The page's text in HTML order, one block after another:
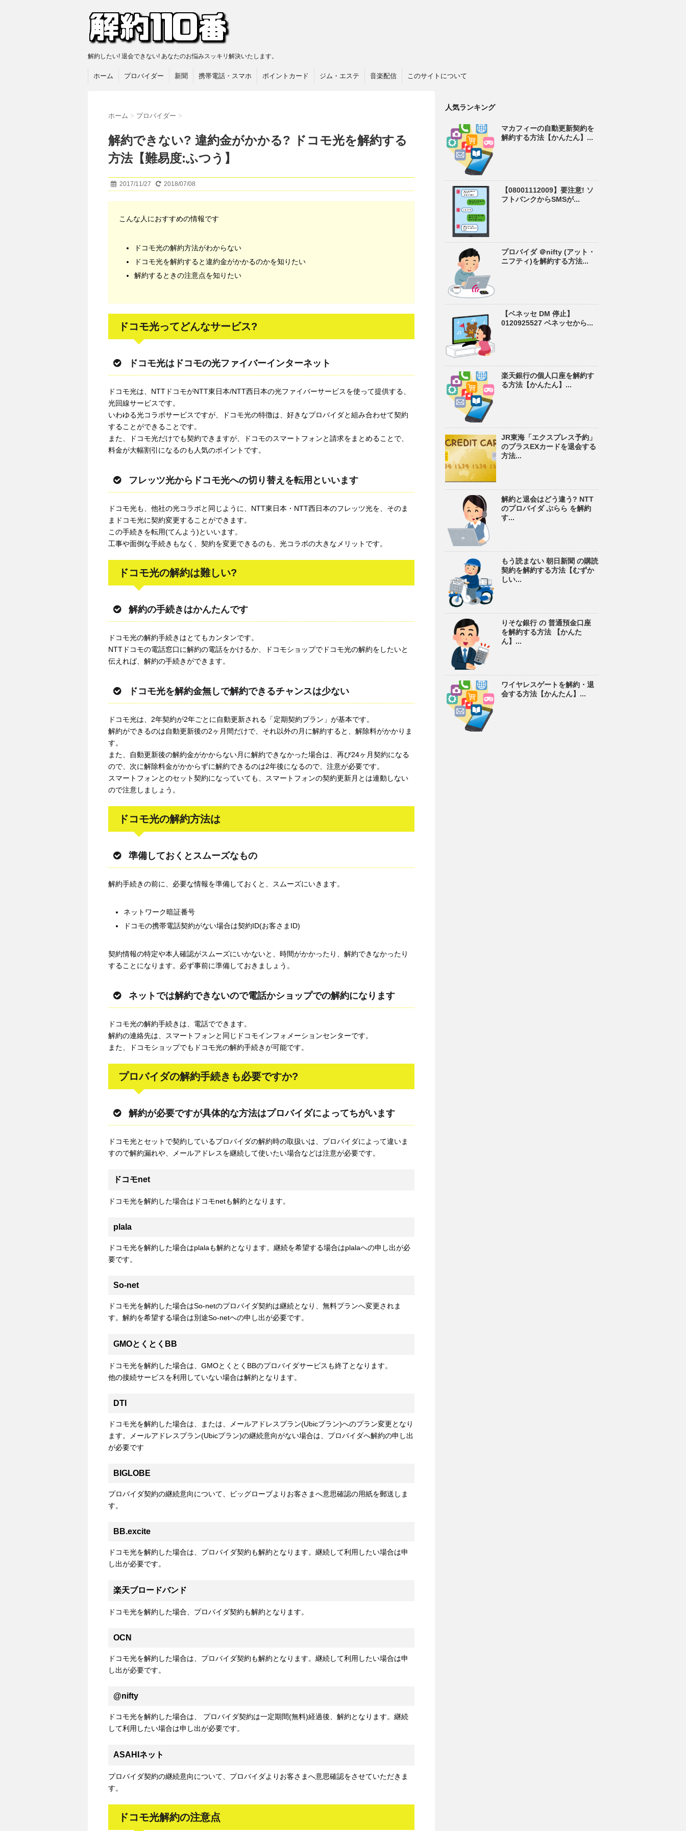
解約したい! 退会できない! あなたのお悩みスッキリ解決いたします。
ホーム プロバイダー 新聞 携帯電話・スマホ ポイントカード ジム・エステ 音楽配信 このサイトについて
ホーム > プロバイダー >
解約できない? 違約金がかかる? ドコモ光を解約する
方法【難易度:ふつう】
2017/11/27 2018/07/08
こんな人におすすめの情報です
ドコモ光の解約方法がわからない
ドコモ光を解約すると違約金がかかるのかを知りたい
解約するときの注意点を知りたい
ドコモ光ってどんなサービス?
ドコモ光はドコモの光ファイバーインターネット
ドコモ光は、NTTドコモがNTT東日本/NTT西日本の光ファイバーサービスを使って提供する、
光回線サービスです。
いわゆる光コラボサービスですが、ドコモ光の特徴は、好きなプロバイダと組み合わせて契約
することができることです。
また、ドコモ光だけでも契約できますが、ドコモのスマートフォンと請求をまとめることで、
料金が大幅割引になるのも人気のポイントです。
フレッツ光からドコモ光への切り替えを転用といいます
ドコモ光も、他社の光コラボと同じように、NTT東日本・NTT西日本のフレッツ光を、そのま
まドコモ光に契約変更することができます。
この手続きを転用(てんよう)といいます。
工事や面倒な手続きもなく、契約を変更できるのも、光コラボの大きなメリットです。
ドコモ光の解約は難しい?
解約の手続きはかんたんです
ドコモ光の解約手続きはとてもカンタンです。
NTTドコモの電話窓口に解約の電話をかけるか、ドコモショップでドコモ光の解約をしたいと
伝えれば、解約の手続きができます。
ドコモ光を解約金無しで解約できるチャンスは少ない
ドコモ光は、2年契約が2年ごとに自動更新される「定期契約プラン」が基本です。
解約ができるのは自動更新後の2ヶ月間だけで、それ以外の月に解約すると、解除料がかかりま
す。
また、自動更新後の解約金がかからない月に解約できなかった場合は、再び24ヶ月契約になる
ので、次に解除料金がかからずに解約できるのは2年後になるので、注意が必要です。
スマートフォンとのセット契約になっていても、スマートフォンの契約更新月とは連動しない
ので注意しましょう。
ドコモ光の解約方法は
準備しておくとスムーズなもの
解約手続きの前に、必要な情報を準備しておくと、スムーズにいきます。
ネットワーク暗証番号
ドコモの携帯電話契約がない場合は契約ID(お客さまID)
契約情報の特定や本人確認がスムーズにいかないと、時間がかかったり、解約できなかったり
することになります。必ず事前に準備しておきましょう。
ネットでは解約できないので電話かショップでの解約になります
ドコモ光の解約手続きは、電話でできます。
解約の連絡先は、スマートフォンと同じドコモインフォメーションセンターです。
また、ドコモショップでもドコモ光の解約手続きが可能です。
プロバイダの解約手続きも必要ですか?
解約が必要ですが具体的な方法はプロバイダによってちがいます
ドコモ光とセットで契約しているプロバイダの解約時の取扱いは、プロバイダによって違いま
すので解約漏れや、メールアドレスを継続して使いたい場合などは注意が必要です。
ドコモnet
ドコモ光を解約した場合はドコモnetも解約となります。
plala
ドコモ光を解約した場合はplalaも解約となります。継続を希望する場合はplalaへの申し出が必
要です。
So-net
ドコモ光を解約した場合はSo-netのプロバイダ契約は継続となり、無料プランへ変更されま
す。解約を希望する場合は別途So-netへの申し出が必要です。
GMOとくとくBB
ドコモ光を解約した場合は、GMOとくとくBBのプロバイダサービスも終了となります。
他の接続サービスを利用していない場合は解約となります。
DTI
ドコモ光を解約した場合は、または、メールアドレスプラン(Ubicプラン)へのプラン変更となり
ます。メールアドレスプラン(Ubicプラン)の継続意向がない場合は、プロバイダへ解約の申し出
が必要です
BIGLOBE
プロバイダ契約の継続意向について、ビッグローブよりお客さまへ意思確認の用紙を郵送しま
す。
BB.excite
ドコモ光を解約した場合は、プロバイダ契約も解約となります。継続して利用したい場合は申
し出が必要です。
楽天ブロードバンド
ドコモ光を解約した場合、プロバイダ契約も解約となります。
OCN
ドコモ光を解約した場合は、プロバイダ契約も解約となります。継続して利用したい場合は申
し出が必要です。
@nifty
ドコモ光を解約した場合は、 プロバイダ契約は一定期間(無料)経過後、解約となります。継続
して利用したい場合は申し出が必要です。
ASAHIネット
プロバイダ契約の継続意向について、プロバイダよりお客さまへ意思確認をさせていただきま
す。
ドコモ光解約の注意点
人気ランキング
マカフィーの自動更新契約を
解約する方法【かんたん】...
【08001112009】要注意! ソ
フトバンクからSMSが...
プロバイダ ＠nifty (アット・
ニフティ)を解約する方法...
【ベネッセ DM 停止】
0120925527 ベネッセから...
楽天銀行の個人口座を解約す
る方法【かんたん】...
JR東海「エクスプレス予約」
のプラスEXカードを退会する
方法...
解約と退会はどう違う? NTT
のプロバイダ ぷらら を解約
す...
もう読まない 朝日新聞 の購読
契約を解約する方法【むずか
しい...
りそな銀行 の 普通預金口座
を解約する方法 【かんた
ん】...
ワイヤレスゲートを解約・退
会する方法【かんたん】...